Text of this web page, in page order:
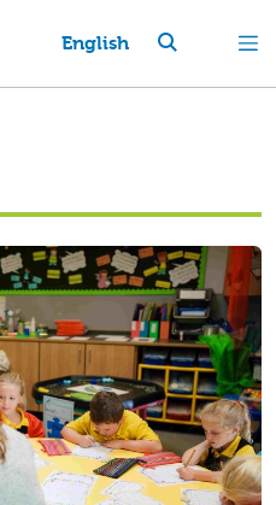
English